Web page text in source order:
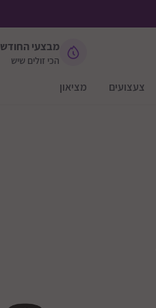
צעצועים מציאון
מבצעי החודש
הכי זולים שיש